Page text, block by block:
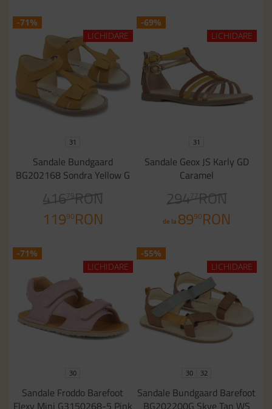
-71%
LICHIDARE
31
Sandale Bundgaard
BG202168 Sondra Yellow G
416 79
RON
11990RON
-69%
LICHIDARE
31
Sandale Geox JS Karly GD
Caramel
294 77
RON
de la 8990RON
-71%
LICHIDARE
30
Sandale Froddo Barefoot
-55%
LICHIDARE
30 32
Sandale Bundgaard Barefoot